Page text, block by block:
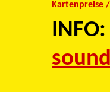
Kartenpreise
INFO: